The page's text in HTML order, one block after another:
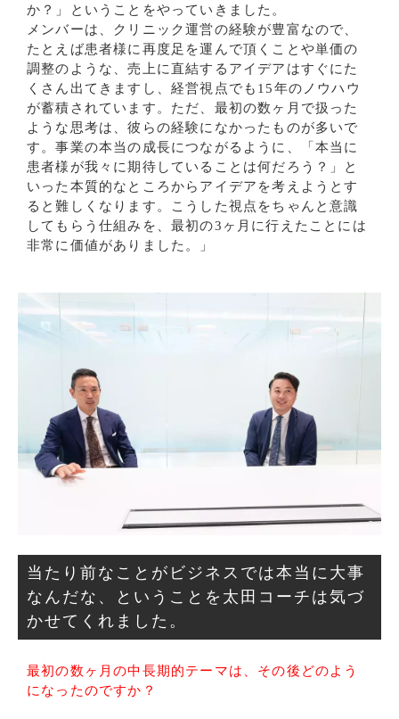
か？」ということをやっていきました。
メンバーは、クリニック運営の経験が豊富なので、
たとえば患者様に再度足を運んで頂くことや単価の
調整のような、売上に直結するアイデアはすぐにた
くさん出てきますし、経営視点でも15年のノウハウ
が蓄積されています。ただ、最初の数ヶ月で扱った
ような思考は、彼らの経験になかったものが多いで
す。事業の本当の成長につながるように、「本当に
患者様が我々に期待していることは何だろう？」と
いった本質的なところからアイデアを考えようとす
ると難しくなります。こうした視点をちゃんと意識
してもらう仕組みを、最初の3ヶ月に行えたことには
非常に価値がありました。」
当たり前なことがビジネスでは本当に大事
なんだな、ということを太田コーチは気づ
かせてくれました。
最初の数ヶ月の中長期的テーマは、その後どのよう
になったのですか？